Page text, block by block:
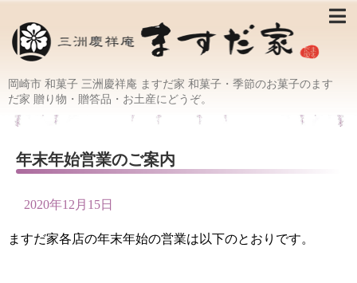
岡崎市 和菓子 三洲慶祥庵 ますだ家 和菓子・季節のお菓子のます
だ家 贈り物・贈答品・お土産にどうぞ。
年末年始営業のご案内
2020年12月15日
ますだ家各店の年末年始の営業は以下のとおりです。